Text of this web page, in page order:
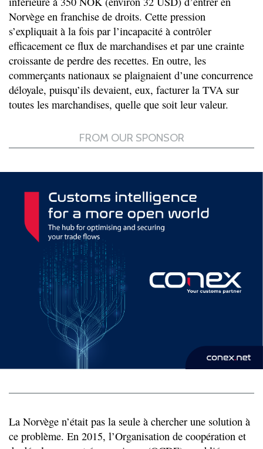
Norvège en franchise de droits. Cette pression
s’expliquait à la fois par l’incapacité à contrôler
efficacement ce flux de marchandises et par une crainte
croissante de perdre des recettes. En outre, les
commerçants nationaux se plaignaient d’une concurrence
déloyale, puisqu’ils devaient, eux, facturer la TVA sur
toutes les marchandises, quelle que soit leur valeur.
La Norvège n’était pas la seule à chercher une solution à
ce problème. En 2015, l’Organisation de coopération et